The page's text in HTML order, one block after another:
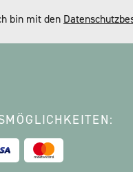
bin mit den